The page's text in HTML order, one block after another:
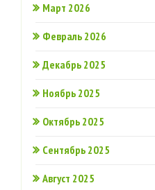
Март 2026
Февраль 2026
Декабрь 2025
Ноябрь 2025
Октябрь 2025
Сентябрь 2025
Август 2025